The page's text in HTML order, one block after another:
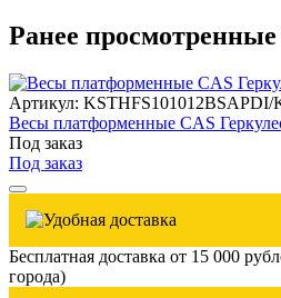
Ранее
Артикул: KSTHFS101012BSAPDI/
Весы платформенные CAS
Под заказ
Под заказ
Бесплатная доставка от 15 000
города)